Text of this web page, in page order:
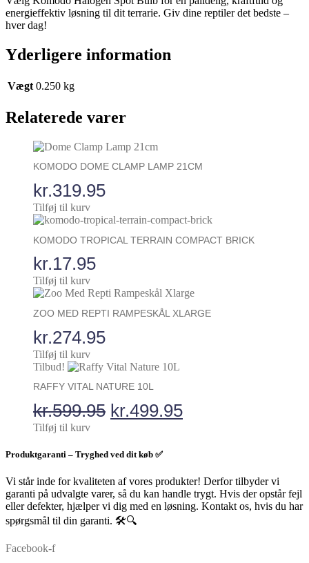
energieffektiv løsning til dit terrarie. Giv dine reptiler det bedste –
hver dag!
Yderligere information
Vægt 0.250 kg
Relaterede varer
KOMODO DOME CLAMP LAMP 21CM
kr.319.95
Tilføj til kurv
KOMODO TROPICAL TERRAIN COMPACT BRICK
kr.17.95
Tilføj til kurv
ZOO MED REPTI RAMPESKÅL XLARGE
kr.274.95
Tilføj til kurv
Tilbud!
RAFFY VITAL NATURE 10L
kr.599.95 Den
pris
var:
kr.599.95.
kr.499.95Den
er:
kr.499.95.
Tilføj til kurv
Produktgaranti – Tryghed ved dit køb ✅
Vi står inde for kvaliteten af vores produkter! Derfor tilbyder vi
garanti på udvalgte varer, så du kan handle trygt. Hvis der opstår fejl
eller defekter, hjælper vi dig med en løsning. Kontakt os, hvis du har
spørgsmål til din garanti. 🛠️🔍
Facebook-f